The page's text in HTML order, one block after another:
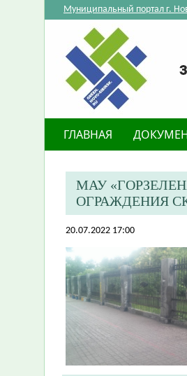
Муниципальный портал г.
ГЛАВНАЯ
МАУ
ОГРАЖДЕНИЯ
20.07.2022 17:00